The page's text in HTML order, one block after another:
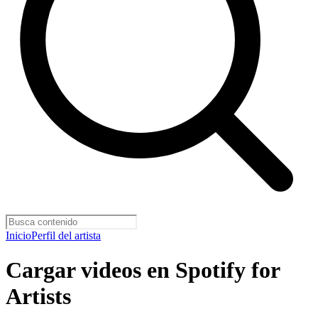
InicioPerfil del artista
Cargar videos en Spotify for
Artists